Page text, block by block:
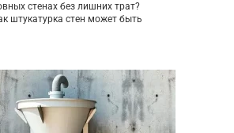
стенах без лишних трат?
штукатурка стен может быть